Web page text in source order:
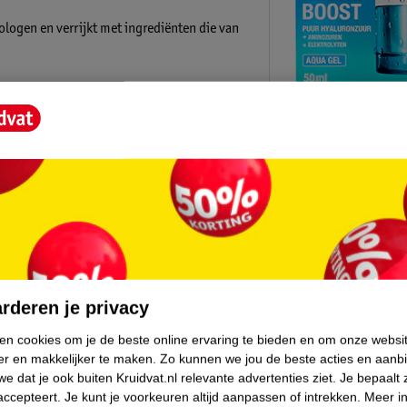
en verrijkt met ingrediënten die van
dag lang.
Kruidvat is
Gratis ophalen
je privacy
cookies om je de beste online ervaring te bieden en om onze
en makkelijker te maken. Zo kunnen we jou de beste acties en
dat je ook buiten Kruidvat.nl relevante advertenties ziet. Je bepaalt
Je kunt je voorkeuren altijd aanpassen of intrekken. Meer